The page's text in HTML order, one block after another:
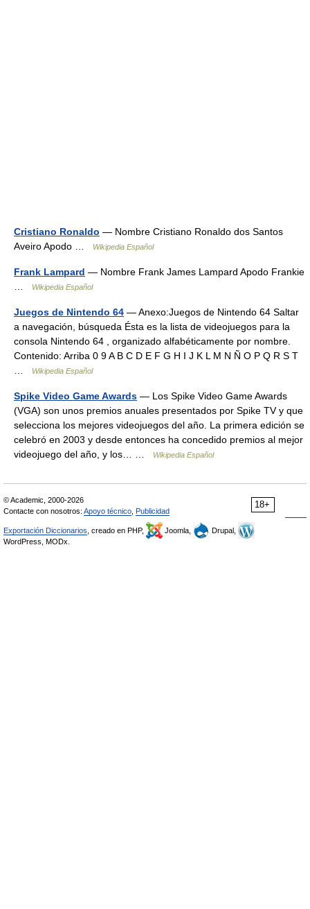
Cristiano Ronaldo — Nombre Cristiano Ronaldo dos Santos
Aveiro Apodo …
Wikipedia Español
Frank Lampard — Nombre Frank James Lampard Apodo Frankie
Wikipedia Español
Juegos de Nintendo 64 — Anexo:Juegos de Nintendo 64 Saltar
a navegación, búsqueda Ésta es la lista de videojuegos para la
consola Nintendo 64 , organizado alfabéticamente por nombre.
Contenido: Arriba 0 9 A B C D E F G H I J K L M N Ñ O P Q R S T
Wikipedia Español
Spike Video Game Awards — Los Spike Video Game Awards
(VGA) son unos premios anuales presentados por Spike TV y que
selecciona los mejores videojuegos del año. La primera edición se
celebró en 2003 y desde entonces ha concedido premios al mejor
videojuego del año, y los… …
Wikipedia Español
18+
© Academic, 2000-2026
Contacte con nosotros: Apoyo técnico Publicidad
Exportación Diccionarios , creado en PHP, Joomla,
Drupal,
WordPress, MODx.